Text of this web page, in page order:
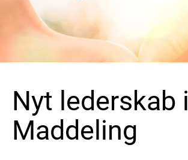
Nyt lederskab i
Maddeling